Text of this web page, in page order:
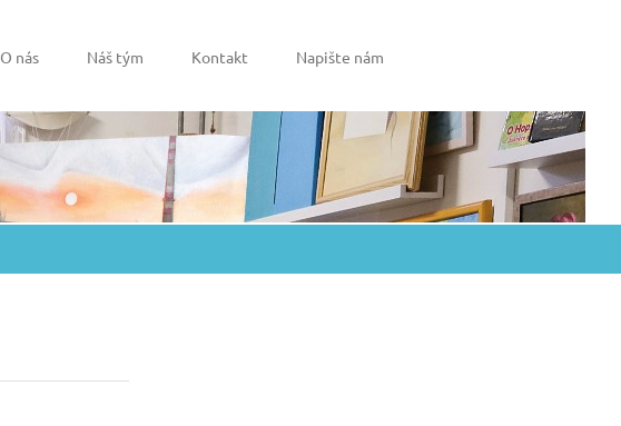
O nás Náš tým Kontakt Napište nám